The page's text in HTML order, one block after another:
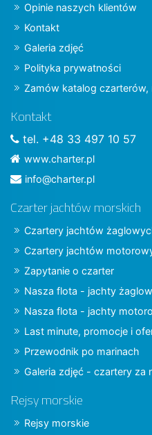
Opinie naszych klientów
Kontakt
Galeria zdjęć
Polityka prywatności
Zamów katalog
Kontakt
tel. +48 33 497 10 57
www.charter.pl
info@charter.pl
Czarter jachtów morskich
Czartery jachtów
Czartery jachtów
Zapytanie o czarter
Nasza flota - jachty
Nasza flota - jachty
Last minute, promocje i
Przewodnik po marinach
Galeria zdjęć - czartery za
Rejsy morskie
Rejsy morskie